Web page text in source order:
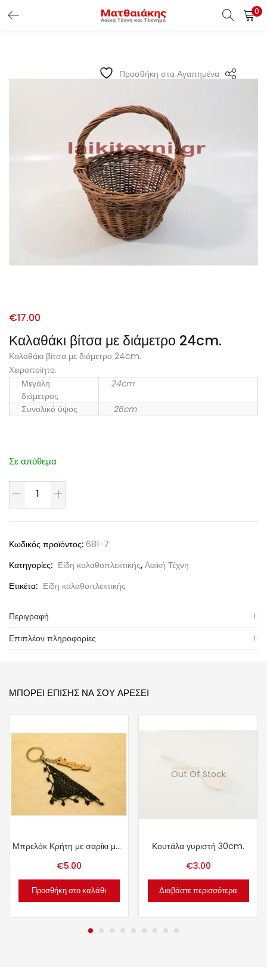
0
Προσθήκη στα Αγαπημένα
Καλαθάκι βίτσα με διάμετρο 24cm.
€17.00
Καλαθάκι βίτσα με διάμετρο 24cm.
Χειροποίητο.
Μεγάλη
διάμετρος
24cm
Συνολικό ύψος 26cm
Σε απόθεμα
Κωδικός προϊόντος: 681-7
Κατηγορίες: Είδη καλαθοπλεκτικής, Λαϊκή Τέχνη
Ετικέτα: Είδη καλαθοπλεκτικής
Περιγραφή
Επιπλέον πληροφορίες
ΜΠΟΡΕΊ ΕΠΊΣΗΣ ΝΑ ΣΟΥ ΑΡΈΣΕΙ
Μπρελόκ Κρήτη με σαρίκι μαύρο.
€5.00
Προσθήκη στο καλάθι
Out Of Stock
Κουτάλα γυριστή 30cm.
€3.00
Διαβάστε περισσότερα
ΕΊΣΟΔΟΣ ΠΕΛΑΤΏΝ
Υπενθύμιση κωδικού
Είσοδος Πελατών
Χάσατε τον κωδικό σας ?